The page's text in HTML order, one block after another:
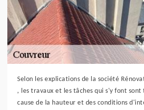
Selon les explications de la société
, les travaux et les tâches qui s'y font sont
cause de la hauteur et des conditions